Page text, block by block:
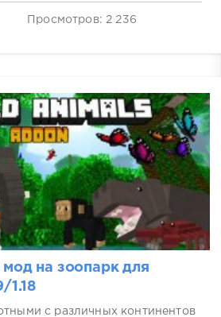
Просмотров: 2 236
на зоопарк для
1.18
с различных континентов